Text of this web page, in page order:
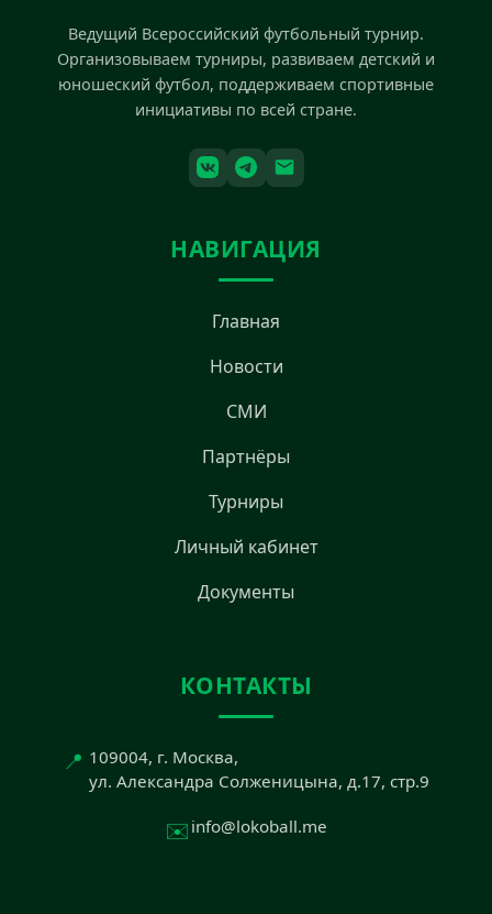
Ведущий Всероссийский футбольный турнир.
Организовываем турниры, развиваем детский и
юношеский футбол, поддерживаем спортивные
инициативы по всей стране.
НАВИГАЦИЯ
Главная
Новости
СМИ
Партнёры
Турниры
Личный кабинет
Документы
КОНТАКТЫ
📍 109004, г. Москва,
ул. Александра Солженицына, д.17, стр.9
✉️ info@lokoball.me